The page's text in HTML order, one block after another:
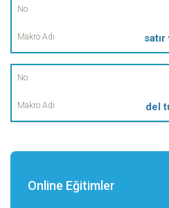
del
Online Eğitimler